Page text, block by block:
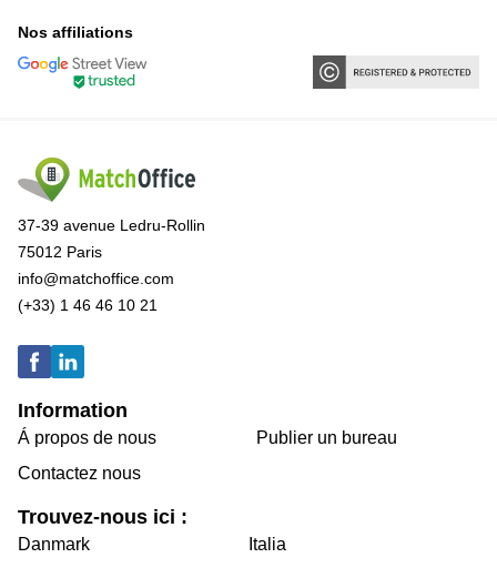
Nos affiliations
37-39 avenue Ledru-Rollin
75012 Paris
info@matchoffice.com
(+33) 1 46 46 10 21
Information
Á propos de nous
Contactez nous
Publier un bureau
Trouvez-nous ici :
Danmark
Italia